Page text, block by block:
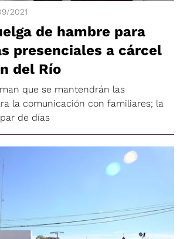
2021
de hambre para
presenciales a cárcel
del Río
que se mantendrán las
la comunicación con familiares; la
de días